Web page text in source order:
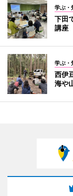
学ぶ・
下田
講座
学ぶ・
西伊
海や